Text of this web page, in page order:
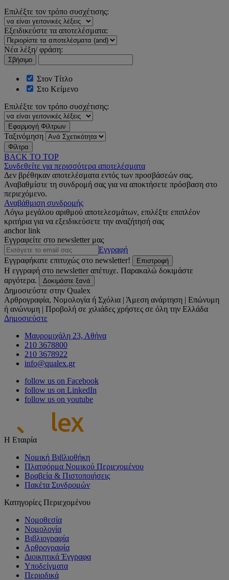
Επιλέξτε τον τρόπο συσχέτισης:
Εξειδικεύστε τα αποτελέσματα:
Νέα λέξη/ φράση:
Σβήσιμο
Στον Τίτλο
Στο Κείμενο
Επιλέξτε τον τρόπο συσχέτισης:
Εφαρμογή Φίλτρων
Ταξινόμηση
Φίλτρα
BACK TO TOP
Συνδεθείτε για περισσότερα αποτελέσματα
Δεν βρέθηκαν αποτελέσματα εντός των προσβάσεών σας.
Αναβαθμίστε τη συνδρομή σας για να αποκτήσετε πρόσβαση στο
περιεχόμενο.
Αναβάθμιση συνδρομής
Λόγω μεγάλου αριθμού αποτελεσμάτων, επιλέξτε επιπλέον
κριτήρια για να εξειδικεύσετε την αναζήτησή σας
anchor link
Εγγραφείτε στο newsletter μας
Εγγραφή
Εγγραφήκατε επιτυχώς στο newsletter!
Επιστροφή
Η εγγραφή στο newsletter απέτυχε. Παρακαλώ δοκιμάστε
αργότερα.
Δοκιμάστε ξανά
Δημοσιεύστε στην Qualex
Αρθρογραφία, Νομολογία ή Σχόλια | Άμεση ανάρτηση | Επώνυμη
ή ανώνυμη | Προβολή σε χιλιάδες χρήστες σε όλη την Ελλάδα
Δημοσιεύστε
Μαυρομιχάλη 23, Αθήνα
210 3678800
210 3678922
info@qualex.gr
follow us on Facebook
follow us on LinkedIn
follow us on youtube
Η Εταιρία
Νομική Βιβλιοθήκη
Πλατφόρμα Νομικού Περιεχομένου
Βραβεία & Πιστοποιήσεις
Πακέτα Συνδρομών
Κατηγορίες Περιεχομένου
Νομοθεσία
Νομολογία
Βιβλιογραφία
Αρθρογραφία
Διοικητικά Έγγραφα
Υποδείγματα
Περιοδικά